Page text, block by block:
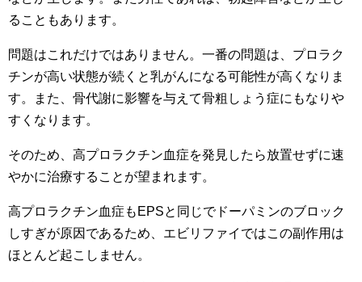
ることもあります。
問題はこれだけではありません。一番の問題は、プロラク
チンが高い状態が続くと乳がんになる可能性が高くなりま
す。また、骨代謝に影響を与えて骨粗しょう症にもなりや
すくなります。
そのため、高プロラクチン血症を発見したら放置せずに速
やかに治療することが望まれます。
高プロラクチン血症もEPSと同じでドーパミンのブロック
しすぎが原因であるため、エビリファイではこの副作用は
ほとんど起こしません。